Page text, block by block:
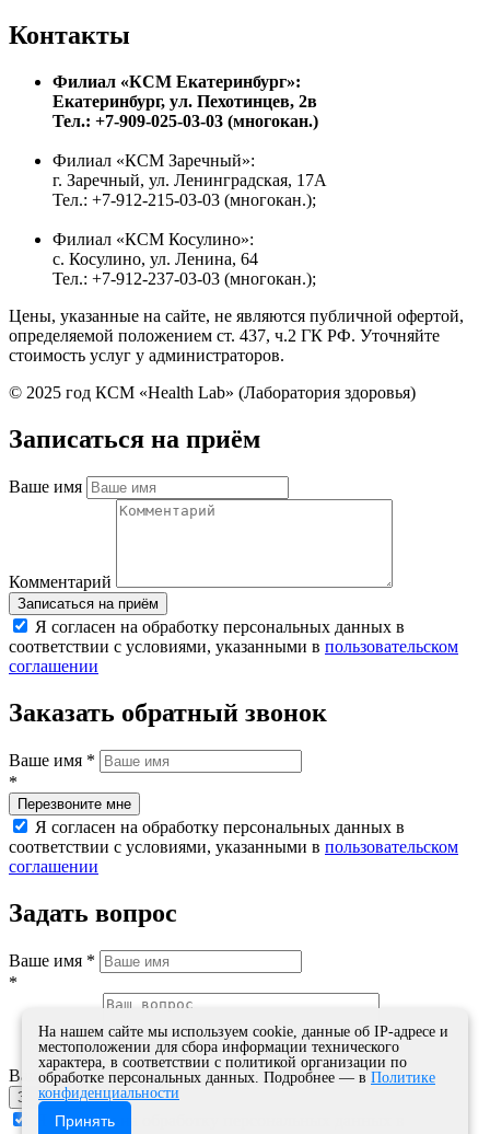
Контакты
Филиал «КСМ Екатеринбург»:
Екатеринбург, ул. Пехотинцев, 2в
Тел.: +7-909-025-03-03 (многокан.)
Филиал «КСМ Заречный»:
г. Заречный, ул. Ленинградская, 17А
Тел.: +7-912-215-03-03 (многокан.);
Филиал «КСМ Косулино»:
с. Косулино, ул. Ленина, 64
Тел.: +7-912-237-03-03 (многокан.);
Цены, указанные на сайте, не являются публичной офертой,
определяемой положением ст. 437, ч.2 ГК РФ. Уточняйте
стоимость услуг у администраторов.
© 2025 год КСМ «Health Lab» (Лаборатория здоровья)
Записаться на приём
Ваше имя
Комментарий
Я согласен на обработку персональных данных в
соответствии с условиями, указанными в пользовательском
соглашении
Заказать обратный звонок
Ваше имя *
*
Я согласен на обработку персональных данных в
соответствии с условиями, указанными в пользовательском
соглашении
Задать вопрос
Ваше имя *
*
Ваш вопрос
Я согласен на обработку персональных данных в
На нашем сайте мы используем cookie, данные об IP-адресе и
местоположении для сбора информации технического
характера, в соответствии с политикой организации по
обработке персональных данных. Подробнее — в Политике
конфиденциальности
Принять